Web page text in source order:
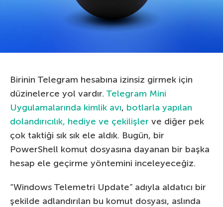
Birinin Telegram hesabına izinsiz girmek için
düzinelerce yol vardır. Telegram Mini
Uygulamalarında kimlik avı, botlarla yapılan
dolandırıcılık, hediye ve çekilişler ve diğer pek
çok taktiği sık sık ele aldık. Bugün, bir
PowerShell komut dosyasına dayanan bir başka
hesap ele geçirme yöntemini inceleyeceğiz.
“Windows Telemetri Update” adıyla aldatıcı bir
şekilde adlandırılan bu komut dosyası, aslında